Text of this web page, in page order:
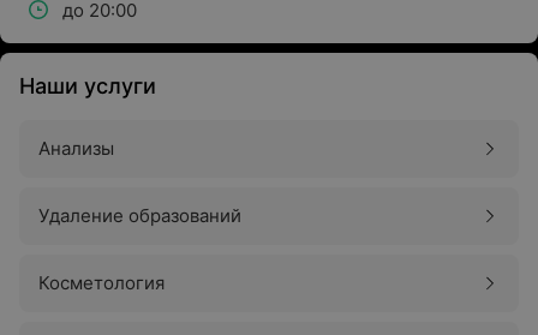
до 20:00
Наши услуги
Анализы
Удаление образований
Косметология